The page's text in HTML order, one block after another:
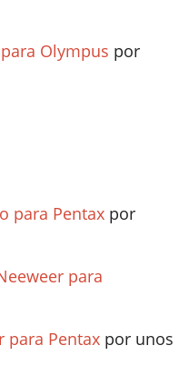
Olympus por
para Pentax por
para
para Pentax por unos